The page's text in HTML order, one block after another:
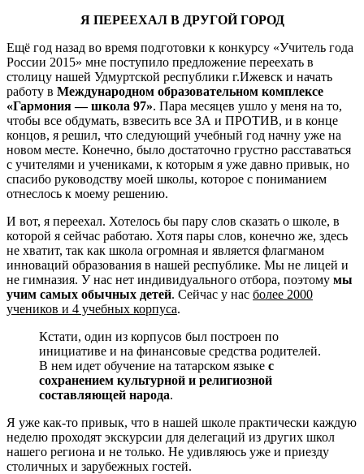
Я ПЕРЕЕХАЛ В ДРУГОЙ ГОРОД
Ещё год назад во время подготовки к конкурсу «Учитель года
России 2015» мне поступило предложение переехать в
столицу нашей Удмуртской республики г.Ижевск и начать
работу в Международном образовательном комплексе
«Гармония — школа 97». Пара месяцев ушло у меня на то,
чтобы все обдумать, взвесить все ЗА и ПРОТИВ, и в конце
концов, я решил, что следующий учебный год начну уже на
новом месте. Конечно, было достаточно грустно расставаться
с учителями и учениками, к которым я уже давно привык, но
спасибо руководству моей школы, которое с пониманием
отнеслось к моему решению.
И вот, я переехал. Хотелось бы пару слов сказать о школе, в
которой я сейчас работаю. Хотя пары слов, конечно же, здесь
не хватит, так как школа огромная и является флагманом
инноваций образования в нашей республике. Мы не лицей и
не гимназия. У нас нет индивидуального отбора, поэтому мы
учим самых обычных детей. Сейчас у нас более 2000
учеников и 4 учебных корпуса.
Кстати, один из корпусов был построен по
инициативе и на финансовые средства родителей.
В нем идет обучение на татарском языке с
сохранением культурной и религиозной
составляющей народа.
Я уже как-то привык, что в нашей школе практически каждую
неделю проходят экскурсии для делегаций из других школ
нашего региона и не только. Не удивляюсь уже и приезду
столичных и зарубежных гостей.